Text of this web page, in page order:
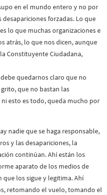
en el mundo entero y no por
forzadas. Lo que
lo que muchas organizaciones e
atrás, lo que nos dicen, aunque
Constituyente Ciudadana,
quedarnos claro que no
que no bastan las
esto es todo, queda mucho por
nadie que se haga responsable,
y las desapariciones, la
continúan. Ahí están los
aparato de los medios de
los sigue y legitima. Ahí
retomando el vuelo, tomando el